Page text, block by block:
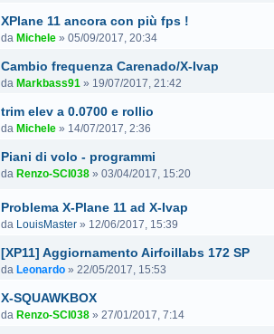
XPlane 11 ancora con più fps !
da Michele » 05/09/2017, 20:34
Cambio frequenza Carenado/X-Ivap
da Markbass91 » 19/07/2017, 21:42
trim elev a 0.0700 e rollio
da Michele » 14/07/2017, 2:36
Piani di volo - programmi
da Renzo-SCI038 » 03/04/2017, 15:20
Problema X-Plane 11 ad X-Ivap
da LouisMaster » 12/06/2017, 15:39
[XP11] Aggiornamento Airfoillabs 172 SP
da Leonardo » 22/05/2017, 15:53
X-SQUAWKBOX
da Renzo-SCI038 » 27/01/2017, 7:14